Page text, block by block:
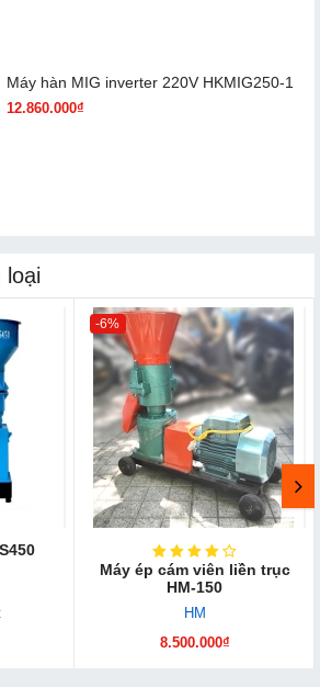
Máy hàn MIG inverter 220V HKMIG250-1
12.860.000₫
loại
-6%
Máy ép cám viên liền trục
HM-150
HM
8.500.000₫